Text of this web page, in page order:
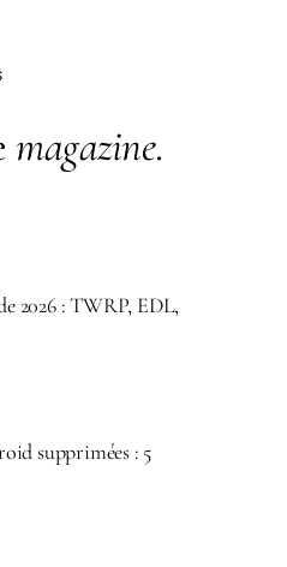
magazine.
2026 : TWRP, EDL,
supprimées : 5